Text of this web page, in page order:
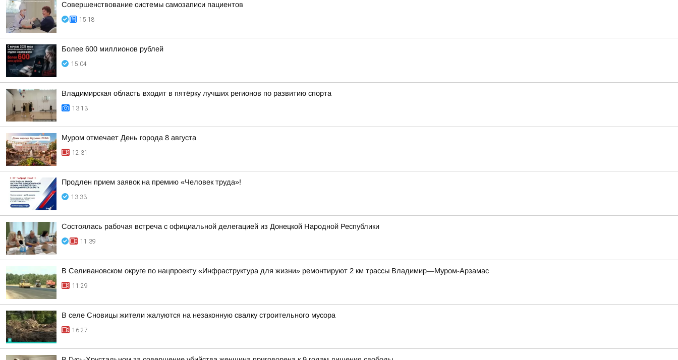
Совершенствование системы самозаписи пациентов
15:18
Более 600 миллионов рублей
15:04
Владимирская область входит в пятёрку лучших регионов по развитию спорта
13:13
Муром отмечает День города 8 августа
12:31
Продлен прием заявок на премию «Человек труда»!
13:33
Состоялась рабочая встреча с официальной делегацией из Донецкой Народной Республики
11:39
В Селивановском округе по нацпроекту «Инфраструктура для жизни» ремонтируют 2 км трассы Владимир—Муром-Арзамас
11:29
В селе Сновицы жители жалуются на незаконную свалку строительного мусора
16:27